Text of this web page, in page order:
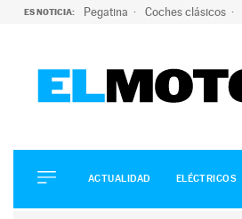
ES NOTICIA: Pegatina Coches clásicos
ELÉCTRICOS
CONDUCIR
ACTUALIDAD ELÉCTRICOS